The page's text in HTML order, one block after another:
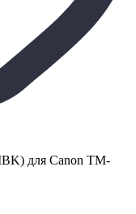
для Canon TM-